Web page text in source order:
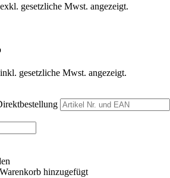
gesetzliche Mwst. angezeigt.
gesetzliche Mwst. angezeigt.
hinzugefügt